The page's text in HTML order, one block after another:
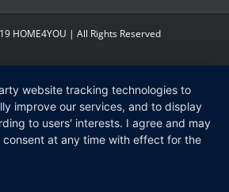
HOME4YOU | All Rights Reserved
website tracking technologies to
improve our services, and to display
to users' interests. I agree and may
at any time with effect for the